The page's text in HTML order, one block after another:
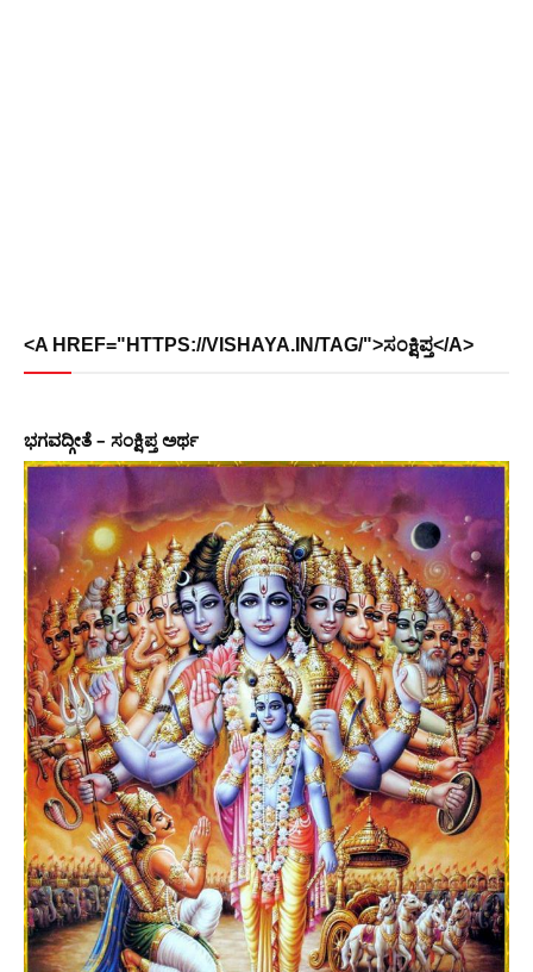
<A HREF="HTTPS://VISHAYA.IN/TAG/">ಸಂಕ್ಷಿಪ್ತ</A>
ಭಗವದ್ಗೀತೆ – ಸಂಕ್ಷಿಪ್ತ ಅರ್ಥ